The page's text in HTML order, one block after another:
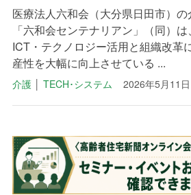
医療法人六和会（大分県日田市）
「六和会センテナリアン」（同）
ICT・テクノロジー活用と組織改革
産性を大幅に向上させている ...
介護│ TECH･システム 2026年5月11日